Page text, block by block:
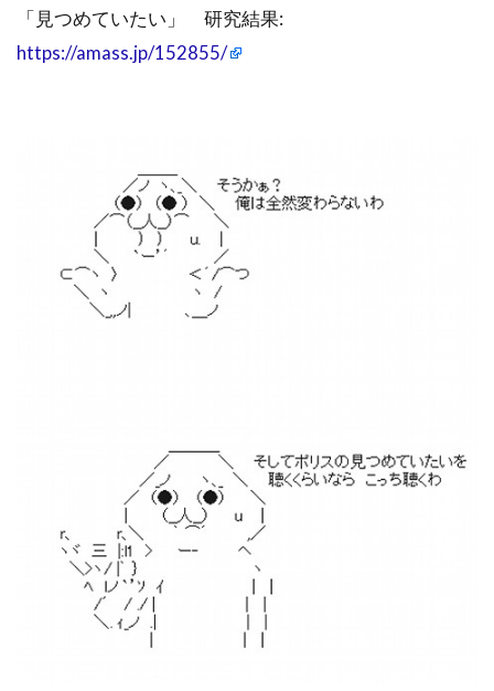
「見つめていたい」 研究結果:
https://amass.jp/152855/